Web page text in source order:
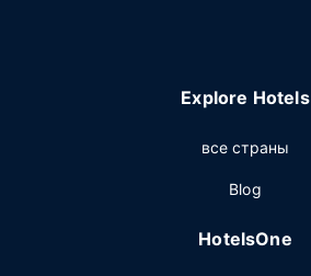
Explore Hotels
все страны
Blog
HotelsOne